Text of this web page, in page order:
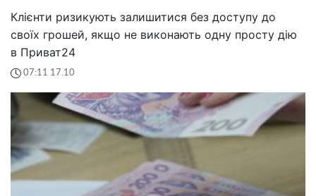
Клієнти ризикують залишитися без доступу до
своїх грошей, якщо не виконають одну просту дію
в Приват24
07:11 17.10